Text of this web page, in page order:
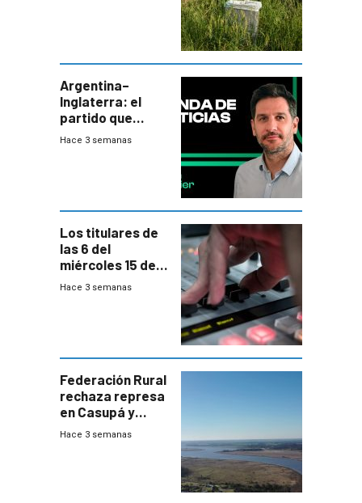
departamental
Argentina–
Inglaterra: el
partido que
nunca termina
Hace 3 semanas
Los titulares de
las 6 del
miércoles 15 de
julio de 2026
Hace 3 semanas
Federación Rural
rechaza represa
en Casupá y
firma demanda
Hace 3 semanas